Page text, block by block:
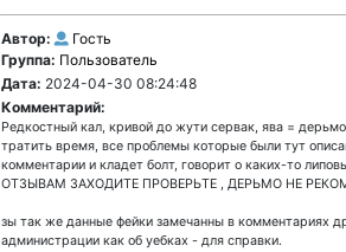
Автор:
Гость
Группа: Пользователь
Дата: 2024-04-30 08:24:48
Комментарий:
Редкостный кал, кривой до жути сервак, ява =
тратить время, все проблемы которые были тут
комментарии и кладет болт, говорит о каких-то
ОТЗЫВАМ ЗАХОДИТЕ ПРОВЕРЬТЕ , ДЕРЬМО НЕ
зы так же данные фейки замечанны в комментариях
администрации как об уебках - для справки.